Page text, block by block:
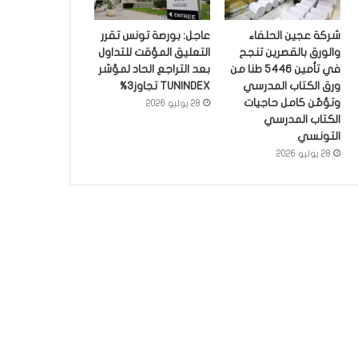
شركة عجين الحلفاء
والورق بالقصرين تنجح
في تأمين 5446 طنا من
ورق الكتاب المدرسي
وتؤمّن كامل حاجيات
الكتاب المدرسي
التونسي
28 يوليو 2026
عاجل: بورصة تونس تقرر
التعليق المؤقت للتداول
بعد التراجع الحاد لمؤشر
TUNINDEX تجاوز3%
28 يوليو 2026